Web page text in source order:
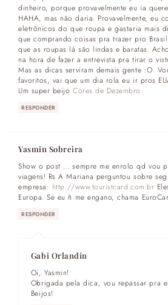
dinheiro, porque provavelmente eu ia
HAHA, mas não daria. Provavelmente, eu
eletrônicos do que roupa e gastaria mais
que comprando coisas pra trazer pro
que as roupas lá são lindas e baratas.
na hora de fazer a entrevista pra tirar o
Mas as dicas serviram demais gente :O.
favoritos, vai que um dia rola eu ir pros
Um super beijo Cores de Dezembro
RESPONDER
Yasmin Sobreira
Show o post … sempre me enrolo qd vou
viagens! Rs A Mariana perguntou sobre
empresa: http://www.touristcard.com.br
Europa. Se eu ñ me engano, chama
RESPONDER
Gabi Orlandin
Oi, Yasmin!
Obrigada pela dica, vou repassar pra
Beijos!